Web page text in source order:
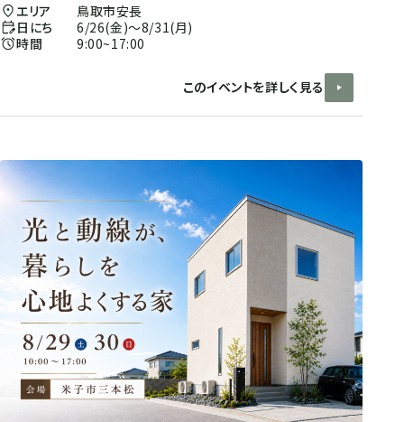
エリア
鳥取市安長
日にち
6/26(金)～8/31(月)
時間
9:00~17:00
このイベントを詳しく見る